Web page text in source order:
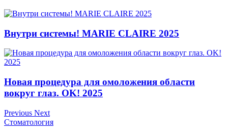
Внутри системы! MARIE CLAIRE 2025
Новая процедура для омоложения области
вокруг глаз. OK! 2025
Previous Next
Стоматология